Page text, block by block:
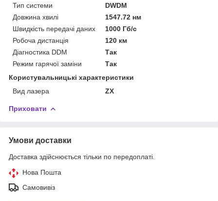
Тип системи
DWDM
Довжина хвилі
1547.72 нм
Швидкість передачі даних
1000 Гб/с
Робоча дистанція
120 км
Діагностика DDM
Так
Режим гарячої заміни
Так
Користувальницькі характеристики
Вид лазера
ZX
Приховати
Умови доставки
Доставка здійснюється тільки по передоплаті.
Нова Пошта
Самовивіз